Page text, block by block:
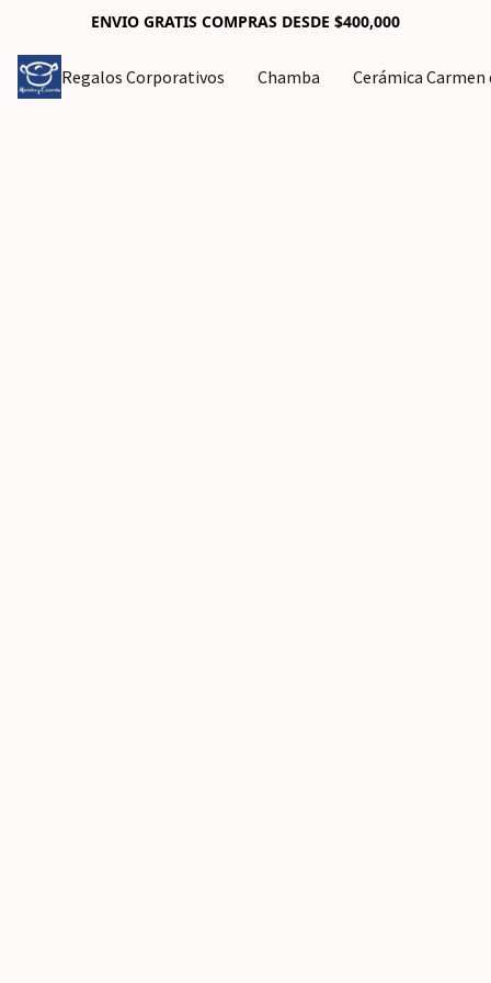
ENVIO GRATIS COMPRAS DESDE $400,000
Regalos Corporativos Chamba Cerámica Carmen